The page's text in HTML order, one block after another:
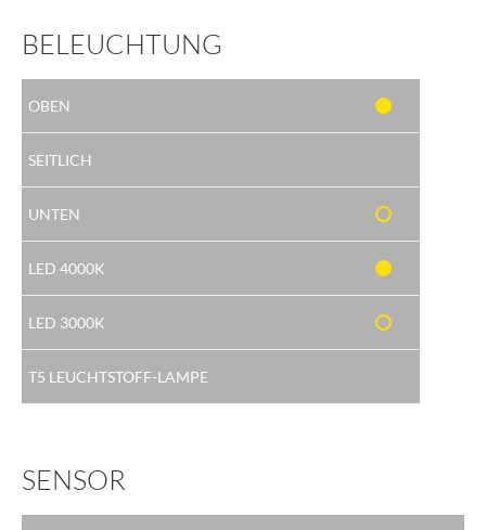
BELEUCHTUNG
SENSOR